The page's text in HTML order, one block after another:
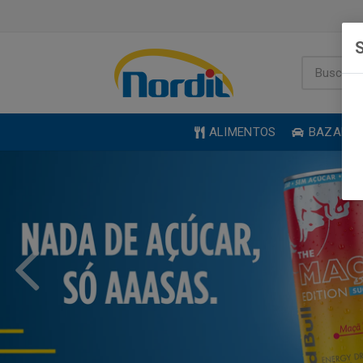
ALIMENTOS BAZAR